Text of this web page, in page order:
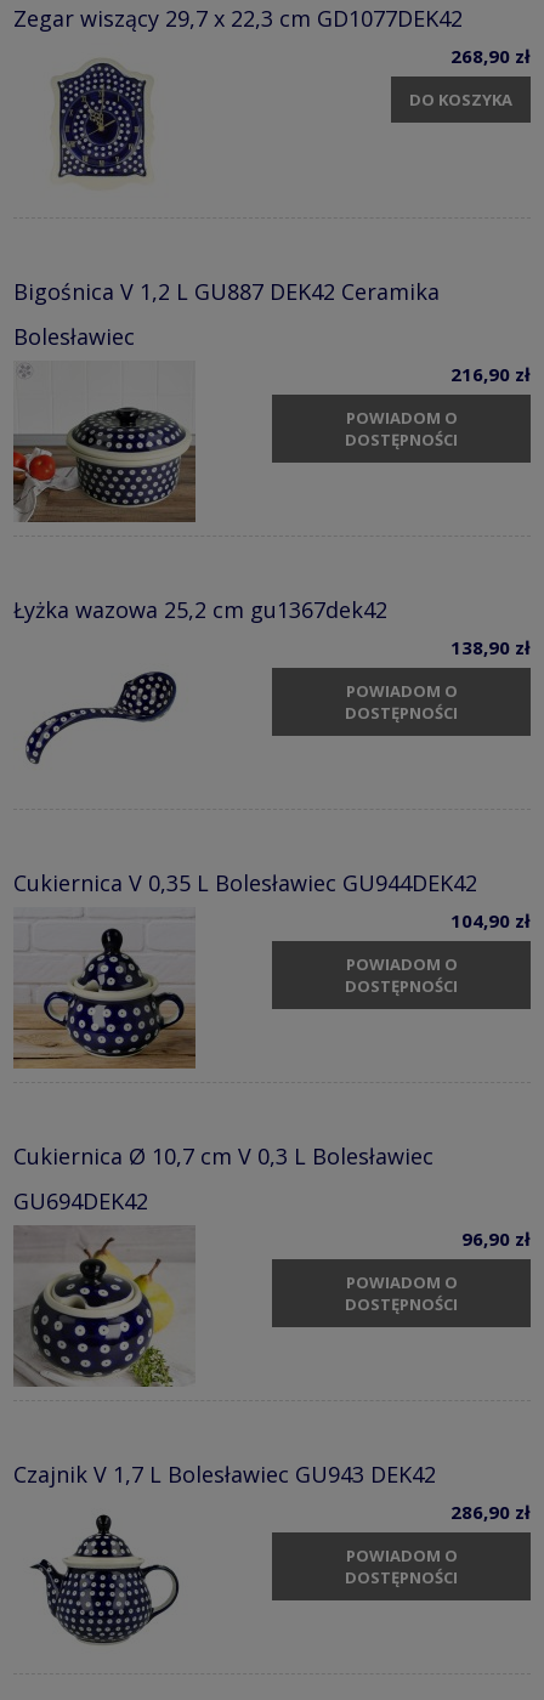
Zegar wiszący 29,7 x 22,3 cm GD1077DEK42
268,90 zł
DO KOSZYKA
Bigośnica V 1,2 L GU887 DEK42 Ceramika
Bolesławiec
216,90 zł
POWIADOM O
DOSTĘPNOŚCI
Łyżka wazowa 25,2 cm gu1367dek42
138,90 zł
POWIADOM O
DOSTĘPNOŚCI
Cukiernica V 0,35 L Bolesławiec GU944DEK42
104,90 zł
POWIADOM O
DOSTĘPNOŚCI
Cukiernica Ø 10,7 cm V 0,3 L Bolesławiec
GU694DEK42
96,90 zł
POWIADOM O
DOSTĘPNOŚCI
Czajnik V 1,7 L Bolesławiec GU943 DEK42
286,90 zł
POWIADOM O
DOSTĘPNOŚCI